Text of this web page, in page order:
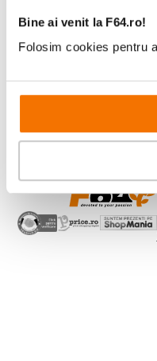
Bine ai venit la F64.ro!
Folosim cookies pentru
Program de lucru
09:00 - 21:00
Showroom